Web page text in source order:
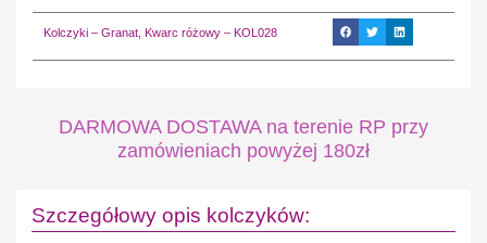
Kolczyki – Granat, Kwarc różowy – KOL028
DARMOWA DOSTAWA na terenie RP przy
zamówieniach powyżej 180zł
Szczegółowy opis kolczyków: